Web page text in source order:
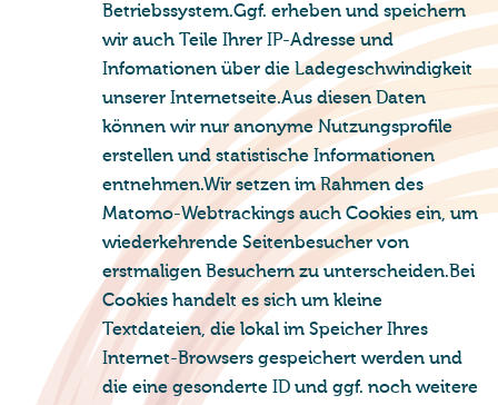
Betriebssystem.Ggf. erheben und speichern
wir auch Teile Ihrer IP-Adresse und
Infomationen über die Ladegeschwindigkeit
unserer Internetseite.Aus diesen Daten
können wir nur anonyme Nutzungsprofile
erstellen und statistische Informationen
entnehmen.Wir setzen im Rahmen des
Matomo-Webtrackings auch Cookies ein, um
wiederkehrende Seitenbesucher von
erstmaligen Besuchern zu unterscheiden.Bei
Cookies handelt es sich um kleine
Textdateien, die lokal im Speicher Ihres
Internet-Browsers gespeichert werden und
die eine gesonderte ID und ggf. noch weitere